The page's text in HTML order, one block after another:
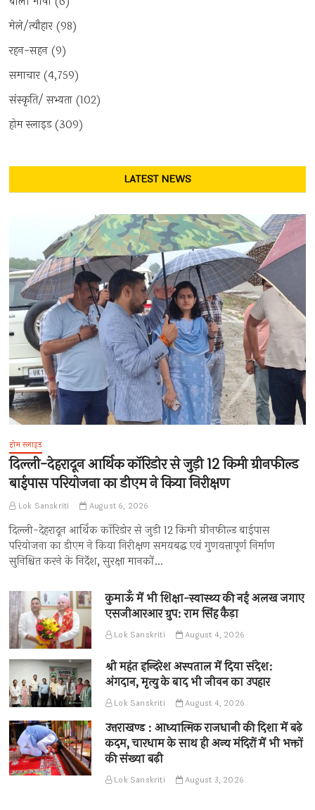
मेले/त्यौहार(98)
रहन-सहन (9)
समाचार(4,759)
संस्कृति/ सभ्यता (102)
होम स्लाइड(309)
LATEST NEWS
होम स्लाइड
दिल्ली-देहरादून आर्थिक कॉरिडोर से जुड़ी 12 किमी ग्रीनफील्ड
बाईपास परियोजना का डीएम ने किया निरीक्षण
Lok Sanskriti August 6, 2026
दिल्ली-देहरादून आर्थिक कॉरिडोर से जुड़ी 12 किमी ग्रीनफील्ड बाईपास
परियोजना का डीएम ने किया निरीक्षण समयबद्ध एवं गुणवत्तापूर्ण निर्माण
सुनिश्चित करने के निर्देश, सुरक्षा मानकों…
कुमाऊँ में भी शिक्षा-स्वास्थ्य की नई अलख जगाए
एसजीआरआर ग्रुप: राम सिंह कैड़ा
Lok Sanskriti August 4, 2026
श्री महंत इन्दिरेश अस्पताल में दिया संदेश:
अंगदान, मृत्यु के बाद भी जीवन का उपहार
Lok Sanskriti August 4, 2026
उत्तराखण्ड : आध्यात्मिक राजधानी की दिशा में बढ़े
कदम, चारधाम के साथ ही अन्य मंदिरों में भी भक्तों
की संख्या बढ़ी
Lok Sanskriti August 3, 2026